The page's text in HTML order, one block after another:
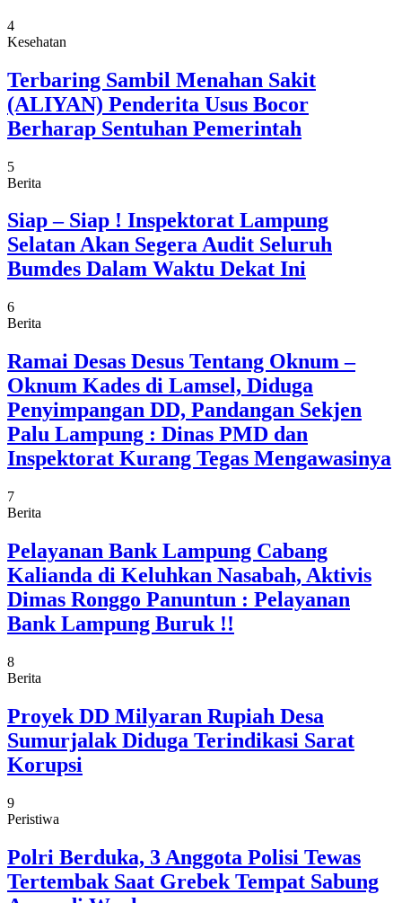
4
Kesehatan
Terbaring Sambil Menahan Sakit
(ALIYAN) Penderita Usus Bocor
Berharap Sentuhan Pemerintah
5
Berita
Siap – Siap ! Inspektorat Lampung
Selatan Akan Segera Audit Seluruh
Bumdes Dalam Waktu Dekat Ini
6
Berita
Ramai Desas Desus Tentang Oknum –
Oknum Kades di Lamsel, Diduga
Penyimpangan DD, Pandangan Sekjen
Palu Lampung : Dinas PMD dan
Inspektorat Kurang Tegas Mengawasinya
7
Berita
Pelayanan Bank Lampung Cabang
Kalianda di Keluhkan Nasabah, Aktivis
Dimas Ronggo Panuntun : Pelayanan
Bank Lampung Buruk !!
8
Berita
Proyek DD Milyaran Rupiah Desa
Sumurjalak Diduga Terindikasi Sarat
Korupsi
9
Peristiwa
Polri Berduka, 3 Anggota Polisi Tewas
Tertembak Saat Grebek Tempat Sabung